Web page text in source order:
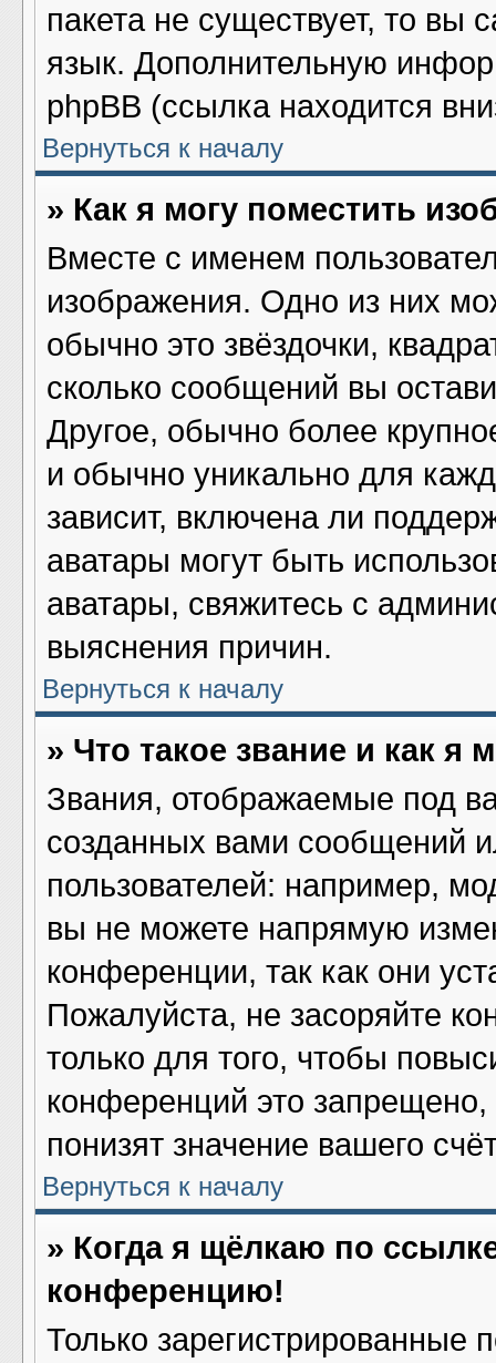
пакета не существует, то вы
язык. Дополнительную
phpBB (ссылка находится
Вернуться к началу
» Как я могу поместить
Вместе с именем
изображения. Одно из них
обычно это звёздочки,
сколько сообщений вы
Другое, обычно более
и обычно уникально для
зависит, включена ли
аватары могут быть
аватары, свяжитесь с
выяснения причин.
Вернуться к началу
» Что такое звание и как я
Звания, отображаемые под
созданных вами сообщений
пользователей: например,
вы не можете напрямую
конференции, так как они
Пожалуйста, не засоряйте
только для того, чтобы
конференций это
понизят значение вашего
Вернуться к началу
» Когда я щёлкаю по
конференцию!
Только зарегистрированные